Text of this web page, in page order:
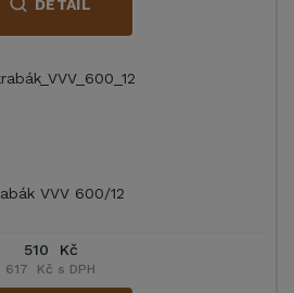
DETAIL
VVV 600/12
510 Kč
617 Kč s DPH